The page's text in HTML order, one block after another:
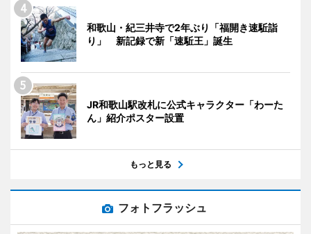
和歌山・紀三井寺で2年ぶり「福開き速駈詣
り」 新記録で新「速駈王」誕生
JR和歌山駅改札に公式キャラクター「わーた
ん」紹介ポスター設置
もっと見る
フォトフラッシュ